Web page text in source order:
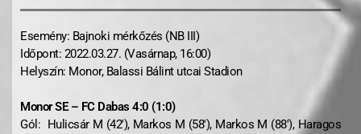
Esemény: Bajnoki mérkőzés (NB III)
Időpont: 2022.03.27. (Vasárnap, 16:00)
Helyszín: Monor, Balassi Bálint utcai Stadion
Monor SE – FC Dabas 4:0 (1:0)
Gól: Hulicsár M (42′), Markos M (58′), Markos M (88′), Haragos